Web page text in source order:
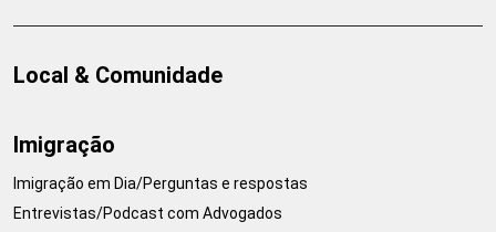
Local & Comunidade
Imigração
Imigração em Dia/Perguntas e respostas
Entrevistas/Podcast com Advogados